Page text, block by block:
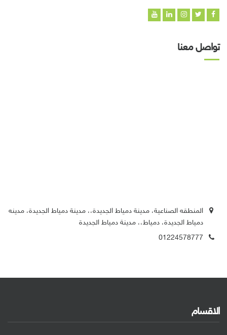
تواصل معنا
المنطقه الصناعية، مدينة دمياط الجديدة،، مدينة دمياط الجديدة، مدينه
دمياط الجديدة، دمياط،، مدينة دمياط الجديدة
01224578777
الاقسام